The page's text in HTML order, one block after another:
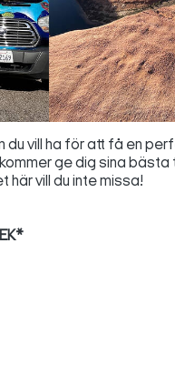
vill ha för att få en
ge dig sina
här vill du inte missa!